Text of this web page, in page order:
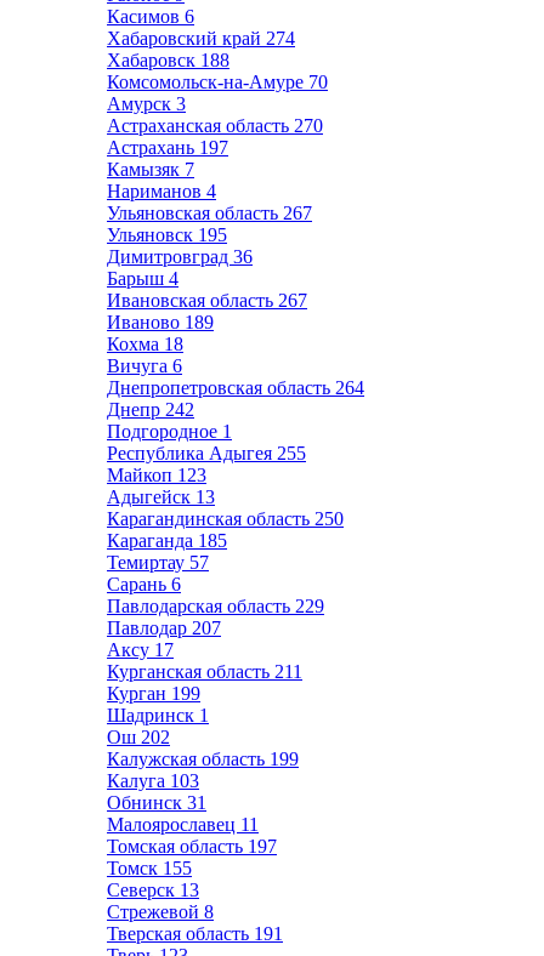
Касимов 6
Хабаровский край 274
Хабаровск 188
Комсомольск-на-Амуре 70
Амурск 3
Астраханская область 270
Астрахань 197
Камызяк 7
Нариманов 4
Ульяновская область 267
Ульяновск 195
Димитровград 36
Барыш 4
Ивановская область 267
Иваново 189
Кохма 18
Вичуга 6
Днепропетровская область 264
Днепр 242
Подгородное 1
Республика Адыгея 255
Майкоп 123
Адыгейск 13
Карагандинская область 250
Караганда 185
Темиртау 57
Сарань 6
Павлодарская область 229
Павлодар 207
Аксу 17
Курганская область 211
Курган 199
Шадринск 1
Ош 202
Калужская область 199
Калуга 103
Обнинск 31
Малоярославец 11
Томская область 197
Томск 155
Северск 13
Стрежевой 8
Тверская область 191